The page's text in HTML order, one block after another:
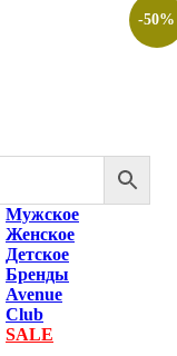
Мужское
Женское
Детское
Бренды
Avenue
Club
SALE
-50%